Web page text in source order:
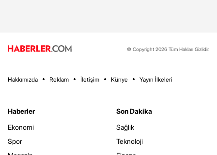
© Copyright 2026 Tüm Hakları Gizlidir.
Hakkımızda Reklam İletişim Künye Yayın İlkeleri
Haberler
Ekonomi
Spor
Son Dakika
Sağlık
Teknoloji